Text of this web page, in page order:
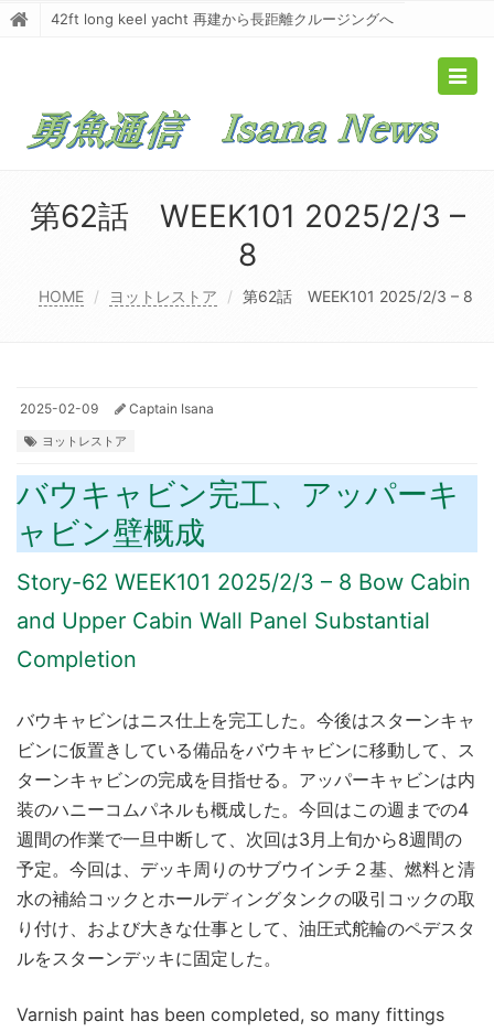
42ft long keel yacht 再建から長距離クルージングへ
第62話 WEEK101 2025/2/3 –
8
HOME ヨットレストア 第62話 WEEK101 2025/2/3 – 8
2025-02-09 Captain Isana
ヨットレストア
バウキャビン完工、アッパーキ
ャビン壁概成
Story-62 WEEK101 2025/2/3 – 8 Bow Cabin
and Upper Cabin Wall Panel Substantial
Completion
バウキャビンはニス仕上を完工した。今後はスターンキャ
ビンに仮置きしている備品をバウキャビンに移動して、ス
ターンキャビンの完成を目指せる。アッパーキャビンは内
装のハニーコムパネルも概成した。今回はこの週までの4
週間の作業で一旦中断して、次回は3月上旬から8週間の
予定。今回は、デッキ周りのサブウインチ２基、燃料と清
水の補給コックとホールディングタンクの吸引コックの取
り付け、および大きな仕事として、油圧式舵輪のペデスタ
ルをスターンデッキに固定した。
Varnish paint has been completed, so many fittings